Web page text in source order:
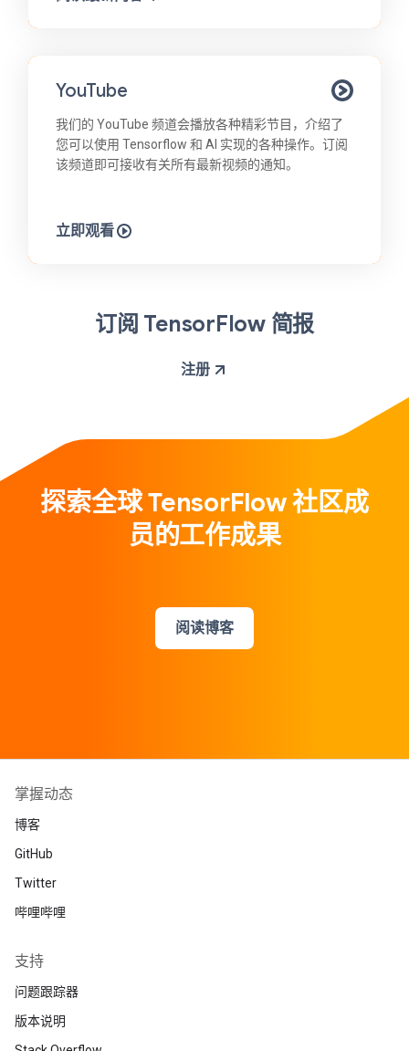
YouTube
我们的 YouTube 频道会播放各种精彩节目，介绍了
您可以使用 Tensorflow 和 AI 实现的各种操作。订阅
该频道即可接收有关所有最新视频的通知。
立即观看
订阅 TensorFlow 简报
注册
探索全球 TensorFlow 社区成
员的工作成果
阅读博客
掌握动态
博客
GitHub
Twitter
哔哩哔哩
支持
问题跟踪器
版本说明